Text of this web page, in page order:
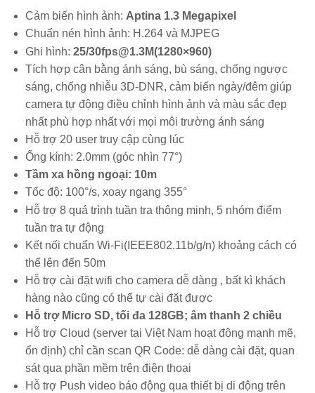
Cảm biến hình ảnh: Aptina 1.3 Megapixel
Chuẩn nén hình ảnh: H.264 và MJPEG
Ghi hình: 25/30fps@1.3M(1280×960)
Tích hợp cân bằng ánh sáng, bù sáng, chống ngược
sáng, chống nhiễu 3D-DNR, cảm biến ngày/đêm giúp
camera tự động điều chỉnh hình ảnh và màu sắc đẹp
nhất phù hợp nhất với mọi môi trường ánh sáng
Hỗ trợ 20 user truy cập cùng lúc
Ống kính: 2.0mm (góc nhìn 77°)
Tầm xa hồng ngoại: 10m
Tốc độ: 100°/s, xoay ngang 355°
Hỗ trợ 8 quá trình tuần tra thông minh, 5 nhóm điểm
tuần tra tự động
Kết nối chuẩn Wi-Fi(IEEE802.11b/g/n) khoảng cách có
thể lên đến 50m
Hỗ trợ cài đặt wifi cho camera dễ dàng , bất kì khách
hàng nào cũng có thể tự cài đặt được
Hỗ trợ Micro SD, tối đa 128GB; âm thanh 2 chiều
Hỗ trợ Cloud (server tại Việt Nam hoạt động mạnh mẽ,
ổn định) chỉ cần scan QR Code: dễ dàng cài đặt, quan
sát qua phần mềm trên điện thoại
Hỗ trợ Push video báo động qua thiết bị di động trên